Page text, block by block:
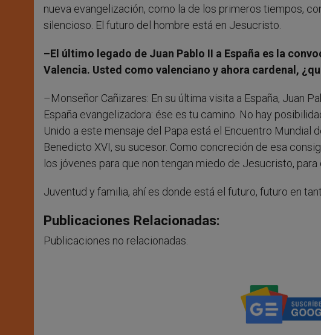
nueva evangelización, como la de los primeros tiempos,
silencioso. El futuro del hombre está en Jesucristo.
–El último legado de Juan Pablo II a España es la
Valencia. Usted como valenciano y ahora cardenal,
–Monseñor Cañizares: En su última visita a España, Juan
España evangelizadora: ése es tu camino. No hay
Unido a este mensaje del Papa está el Encuentro Mundial
Benedicto XVI, su sucesor. Como concreción de esa
los jóvenes para que non tengan miedo de Jesucristo, para
Juventud y familia, ahí es donde está el futuro, futuro en
Publicaciones Relacionadas:
Publicaciones no relacionadas.